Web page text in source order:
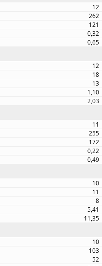
12
262
121
0,32
0,65
12
18
13
1,10
2,03
11
255
172
0,22
0,49
10
11
8
5,41
11,35
10
103
52